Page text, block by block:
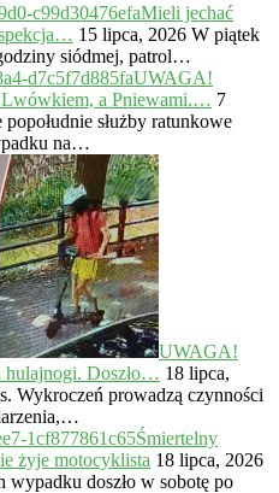
Mieli jechać
15 lipca, 2026 W piątek
siódmej, patrol…
UWAGA!
Lwówkiem, a Pniewami.… 7
służby ratunkowe
na…
UWAGA!
hulajnogi. Doszło… 18 lipca,
Wykroczeń prowadzą czynności
Śmiertelny
żyje motocyklista 18 lipca, 2026
doszło w sobotę po